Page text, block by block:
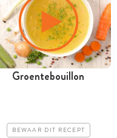
Groentebouillon
BEWAAR DIT RECEPT